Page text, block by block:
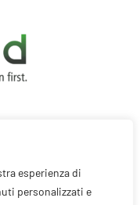
esperienza di
personalizzati e